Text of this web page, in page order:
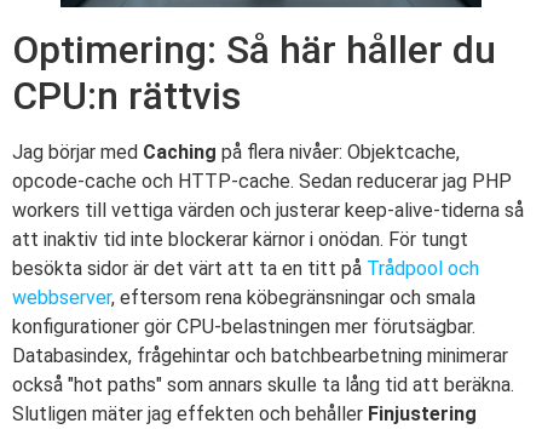
Optimering: Så här håller du
CPU:n rättvis
Jag börjar med Caching på flera nivåer: Objektcache,
opcode-cache och HTTP-cache. Sedan reducerar jag PHP
workers till vettiga värden och justerar keep-alive-tiderna så
att inaktiv tid inte blockerar kärnor i onödan. För tungt
besökta sidor är det värt att ta en titt på Trådpool och
webbserver, eftersom rena köbegränsningar och smala
konfigurationer gör CPU-belastningen mer förutsägbar.
Databasindex, frågehintar och batchbearbetning minimerar
också "hot paths" som annars skulle ta lång tid att beräkna.
Slutligen mäter jag effekten och behåller Finjustering